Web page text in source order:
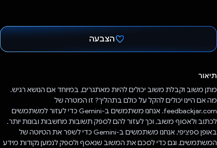
הצבעה
תיאור
מתן משוב וקבלת משוב יכולים להיות מאתגרים, במיוחד אם הנושא רגיש.
מה אם היינו יכולים להקל על כולם בתהליך? זו המטרה של
feedbackjar.com. אנחנו משתמשים ב-Gemini כדי לעזור למשתמשים
לכתוב ולאסוף משוב, וכך לעזור להם לספק תשובות מחשבות ובונות יותר.
באופן ספציפי, אנחנו משתמשים ב-Gemini כדי לשפר את הטיוטה של
המשתמשים, וגם כדי לסכם את המשוב שנאסף ולספק לנמען נקודות מידע